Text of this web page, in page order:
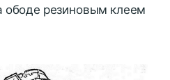
ободе резиновым клеем